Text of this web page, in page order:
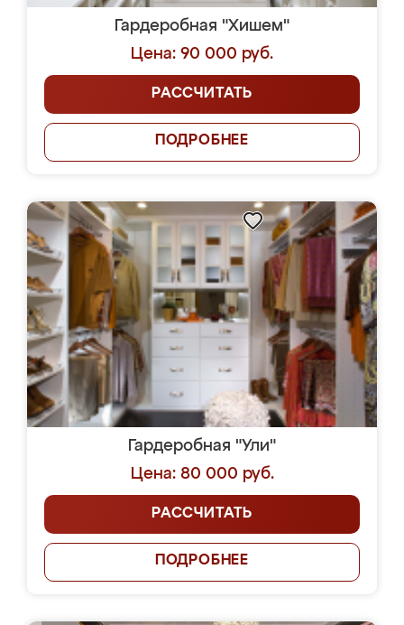
Гардеробная "Хишем"
Цена: 90 000 руб.
РАССЧИТАТЬ
ПОДРОБНЕЕ
Гардеробная "Ули"
Цена: 80 000 руб.
РАССЧИТАТЬ
ПОДРОБНЕЕ